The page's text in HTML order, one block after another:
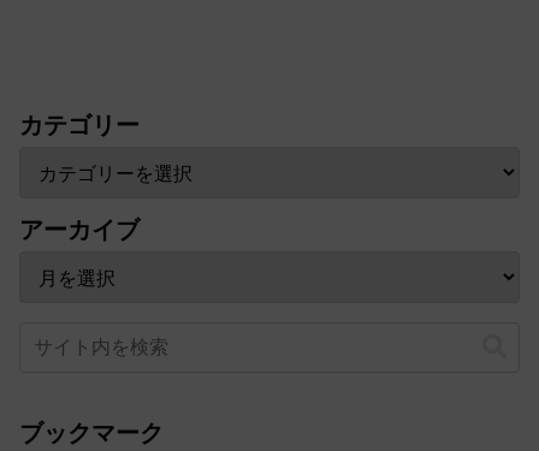
カテゴリー
アーカイブ
ブックマーク